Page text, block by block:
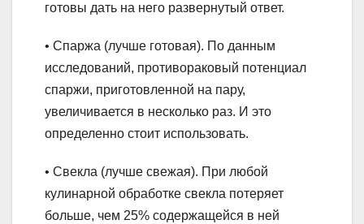
готовы дать на него развернутый ответ.
• Спаржа (лучше готовая). По данным
исследований, противораковый потенциал
спаржи, приготовленной на пару,
увеличивается в несколько раз. И это
определенно стоит использовать.
• Свекла (лучше свежая). При любой
кулинарной обработке свекла потеряет
больше, чем 25% содержащейся в ней